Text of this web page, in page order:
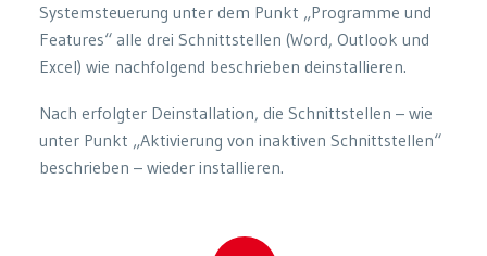
Systemsteuerung unter dem Punkt „Programme und
Features“ alle drei Schnittstellen (Word, Outlook und
Excel) wie nachfolgend beschrieben deinstallieren.
Nach erfolgter Deinstallation, die Schnittstellen – wie
unter Punkt „Aktivierung von inaktiven Schnittstellen“
beschrieben – wieder installieren.